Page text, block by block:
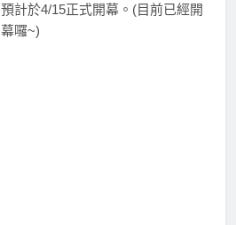
預計於4/15正式開幕。(目前已經開
幕囉~)